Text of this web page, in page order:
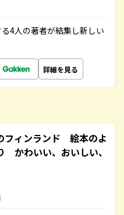
4人の著者が結集し新しい
詳細を見る
フィンランド 絵本のよ
かわいい、おいしい、